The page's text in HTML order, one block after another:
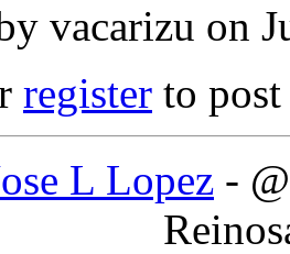
vacarizu on
register to
L Lopez -